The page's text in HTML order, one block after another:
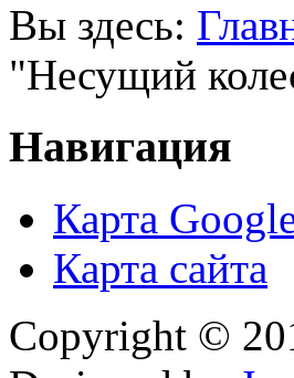
Вы здесь:
"Несущий
Навигация
Карта
Карта сайта
Copyright ©